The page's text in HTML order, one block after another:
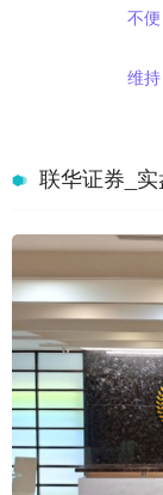
不便
维持
联华证券_